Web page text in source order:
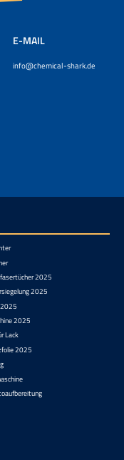
E-MAIL
info@chemical-shark.de
2025
2025
2025
Lack
2025